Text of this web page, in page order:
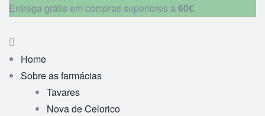
Entrega grátis em compras superiores a60€
Home
Sobre as farmácias
Tavares
Nova de Celorico